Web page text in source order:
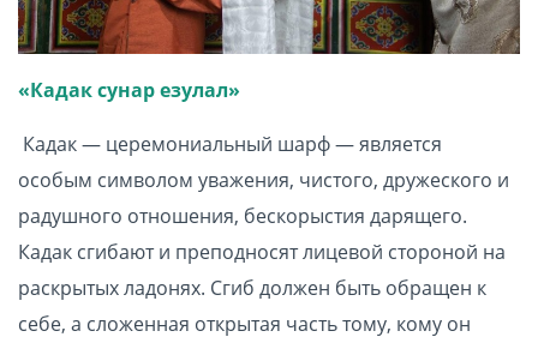
«Кадак сунар езулал»
Кадак — церемониальный шарф — является
особым символом уважения, чистого, дружеского и
радушного отношения, бескорыстия дарящего.
Кадак сгибают и преподносят лицевой стороной на
раскрытых ладонях. Сгиб должен быть обращен к
себе, а сложенная открытая часть тому, кому он